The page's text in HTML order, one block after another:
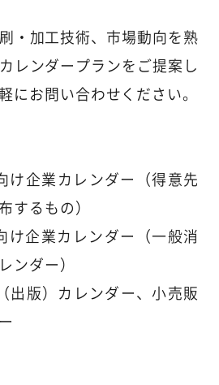
・加工技術、市場動向を熟
レンダープランをご提案し
にお問い合わせください。
け企業カレンダー（得意先
するもの）
け企業カレンダー（一般消
ンダー）
出版）カレンダー、小売販